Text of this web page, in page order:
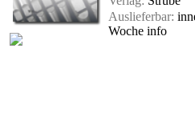
Auslieferbar:
Woche info